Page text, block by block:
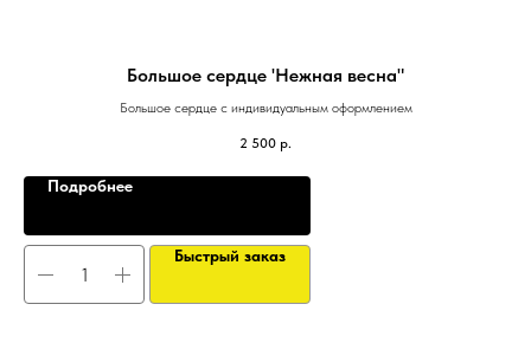
Большое сердце 'Нежная весна"
Большое сердце с индивидуальным оформлением
2 500 р.
Подробнее
Быстрый заказ